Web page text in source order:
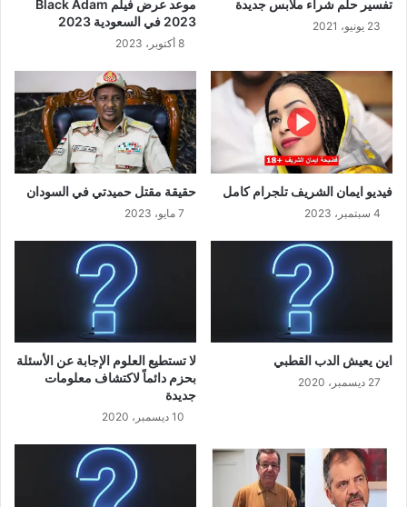
تفسير حلم شراء ملابس جديدة
23 يونيو، 2021
موعد عرض فيلم Black Adam
2023 في السعودية 2023
8 أكتوبر، 2023
فيديو ايمان الشريف تلجرام كامل
4 سبتمبر، 2023
حقيقة مقتل حميدتي في السودان
7 مايو، 2023
اين يعيش الدب القطبي
27 ديسمبر، 2020
لا تستطيع العلوم الإجابة عن الأسئلة
بحزم دائماً لاكتشاف معلومات
جديدة
10 ديسمبر، 2020